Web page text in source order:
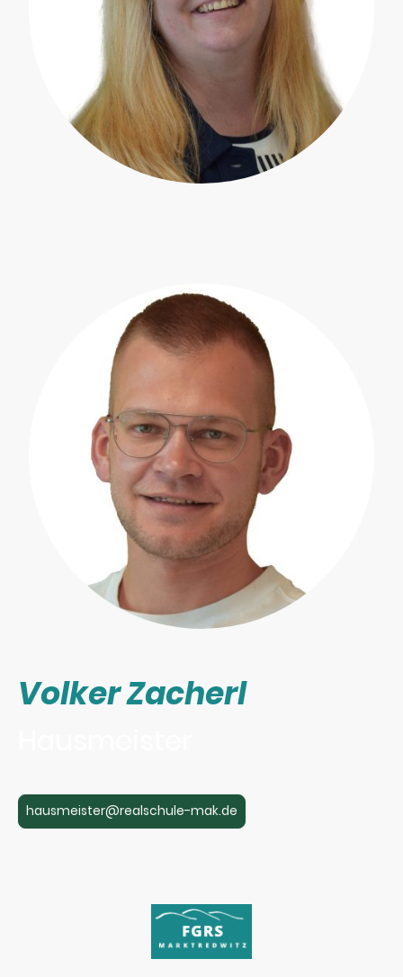
Volker Zacherl
hausmeister@realschule-mak.de